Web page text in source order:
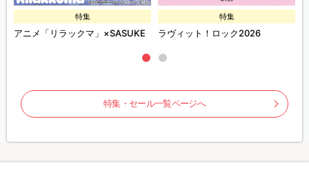
特集
アニメ「リラックマ」×SASUKE
特集
ラヴィット！ロック2026
特集・セール一覧ページへ